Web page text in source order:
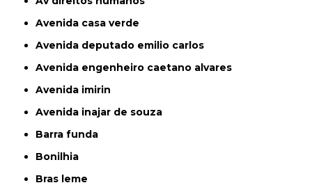
avenida casa verde
avenida deputado emilio carlos
avenida engenheiro caetano alvares
avenida imirin
avenida inajar de souza
barra funda
bonilhia
bras leme